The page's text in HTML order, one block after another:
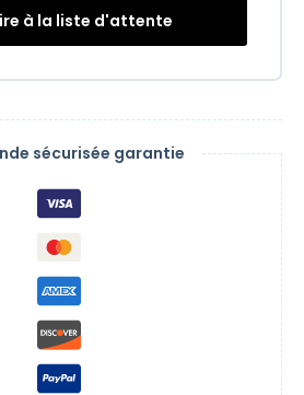
à la liste d'attente
sécurisée garantie